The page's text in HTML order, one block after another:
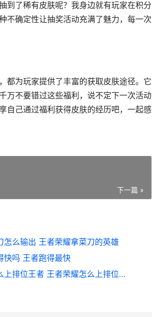
到了稀有皮肤呢？我身边就有玩家在积分
不确定性让抽奖活动充满了魅力，每一次
都为玩家提供了丰富的获取皮肤途径。它
万不要错过这些福利，说不定下一次活动
自己通过福利获得皮肤的经历吧，一起感
下一篇 »
怎么输出 王者荣耀拿菜刀的英雄
快吗 王者跑得最快
王者荣耀怎么上排位王者 王者荣耀怎么上排位王者之巅